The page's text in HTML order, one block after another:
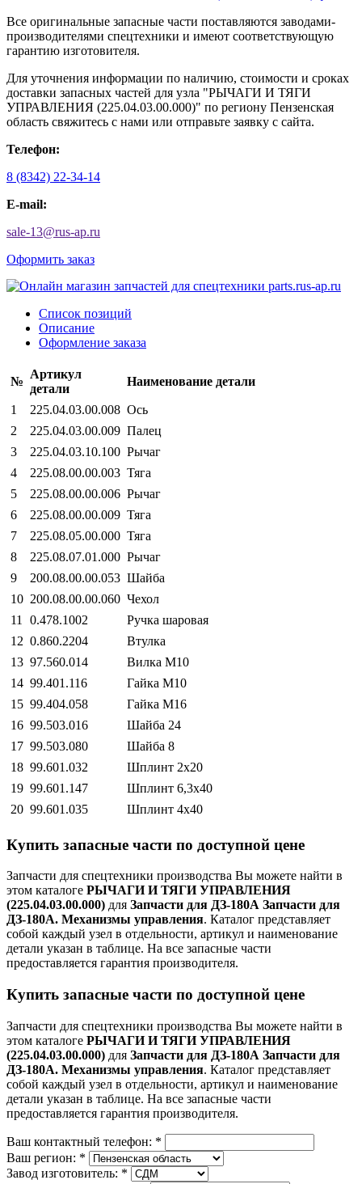
Все оригинальные запасные части поставляются заводами-
производителями спецтехники и имеют соответствующую
гарантию изготовителя.
Для уточнения информации по наличию, стоимости и сроках
доставки запасных частей для узла "РЫЧАГИ И ТЯГИ
УПРАВЛЕНИЯ (225.04.03.00.000)" по региону Пензенская
область свяжитесь с нами или отправьте заявку с сайта.
Телефон:
8 (8342) 22-34-14
E-mail:
sale-13@rus-ap.ru
Оформить заказ
Список позиций
Описание
Оформление заказа
№
Артикул
детали
Наименование детали
1 225.04.03.00.008 Ось
2
225.04.03.00.009 Палец
3
225.04.03.10.100 Рычаг
4
225.08.00.00.003 Тяга
5
225.08.00.00.006 Рычаг
6
225.08.00.00.009 Тяга
7
225.08.05.00.000 Тяга
8
225.08.07.01.000 Рычаг
9
200.08.00.00.053 Шайба
10 200.08.00.00.060 Чехол
11
0.478.1002
Ручка шаровая
12 0.860.2204
Втулка
13 97.560.014
Вилка М10
14 99.401.116
Гайка М10
15 99.404.058
Гайка М16
16 99.503.016
Шайба 24
17 99.503.080
Шайба 8
18 99.601.032
Шплинт 2х20
19 99.601.147
Шплинт 6,3х40
20 99.601.035 Шплинт 4х40
Купить запасные части по доступной цене
Запчасти для спецтехники производства Вы можете найти в
этом каталоге РЫЧАГИ И ТЯГИ УПРАВЛЕНИЯ
(225.04.03.00.000) для Запчасти для ДЗ-180А Запчасти для
ДЗ-180А. Механизмы управления. Каталог представляет
собой каждый узел в отдельности, артикул и наименование
детали указан в таблице. На все запасные части
предоставляется гарантия производителя.
Купить запасные части по доступной цене
Запчасти для спецтехники производства Вы можете найти в
этом каталоге РЫЧАГИ И ТЯГИ УПРАВЛЕНИЯ
(225.04.03.00.000) для Запчасти для ДЗ-180А Запчасти для
ДЗ-180А. Механизмы управления. Каталог представляет
собой каждый узел в отдельности, артикул и наименование
детали указан в таблице. На все запасные части
предоставляется гарантия производителя.
Ваш контактный телефон: *
Ваш регион: *
Завод изготовитель: *